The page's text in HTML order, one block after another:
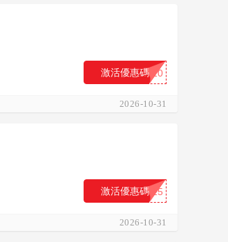
...10
激活優惠碼
2026-10-31
...15
激活優惠碼
2026-10-31